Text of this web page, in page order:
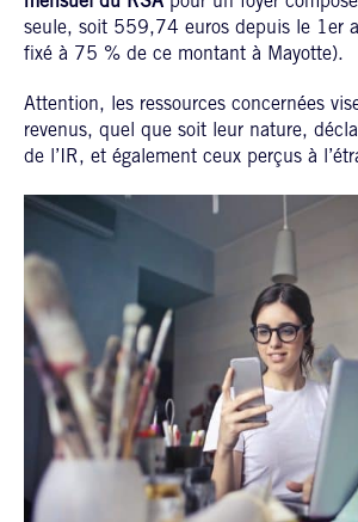
seule, soit 559,74 euros depuis le 1er
fixé à 75 % de ce montant à Mayotte).
Attention, les ressources concernées
revenus, quel que soit leur nature,
de l’IR, et également ceux perçus à